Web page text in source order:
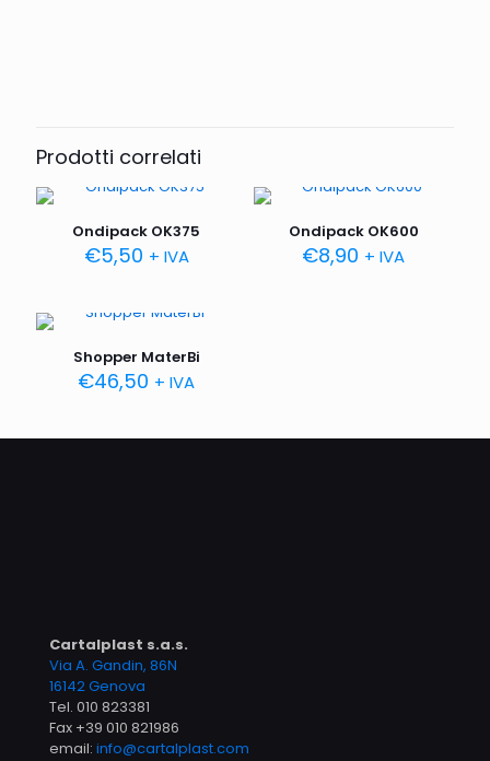
Prodotti correlati
Ondipack OK375
€5,50 + IVA
Ondipack OK600
€8,90 + IVA
Shopper MaterBi
€46,50 + IVA
Cartalplast s.a.s.
Via A. Gandin, 86N
16142 Genova
Tel. 010 823381
Fax +39 010 821986
email: info@cartalplast.com